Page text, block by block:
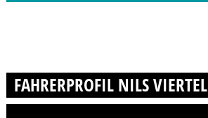
FAHRERPROFIL NILS VIERTEL